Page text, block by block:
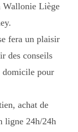
Wallonie Liège
fera un plaisir
des conseils
domicile pour
achat de
ligne 24h/24h